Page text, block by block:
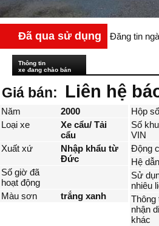
Đã qua sử dụng Đăng tin
Thông tin
xe đang chào bán
Giá bán: Liên hệ
Năm
2000
Loại xe
Xe cẩu/ Tải
cẩu
Xuất xứ
Nhập khẩu từ
Đức
Số giờ đã
hoạt động
Màu sơn
trắng xanh
Hộp số
Số
VIN
Động
Hệ
Sử
nhiêu
Thông
nhận
khác